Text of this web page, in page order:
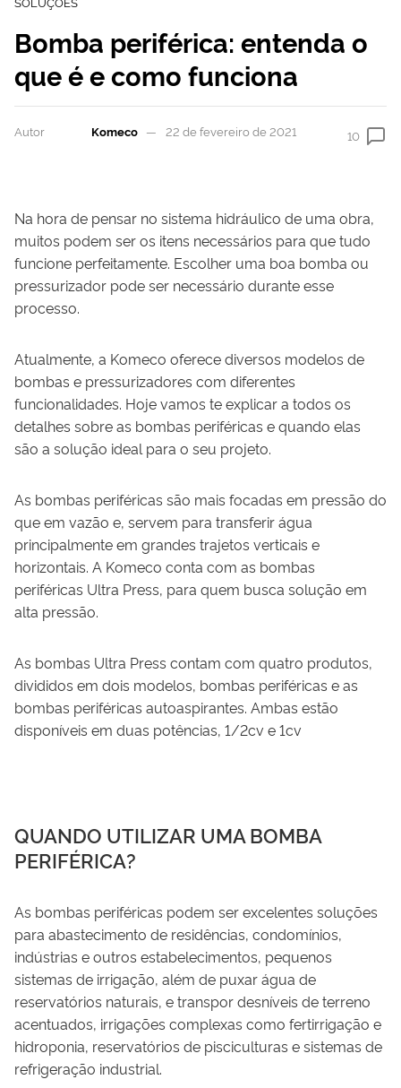
Bomba periférica: entenda o
que é e como funciona
Autor Komeco 22 de fevereiro de 2021 10
Na hora de pensar no sistema hidráulico de uma obra,
muitos podem ser os itens necessários para que tudo
funcione perfeitamente. Escolher uma boa bomba ou
pressurizador pode ser necessário durante esse
processo.
Atualmente, a Komeco oferece diversos modelos de
bombas e pressurizadores com diferentes
funcionalidades. Hoje vamos te explicar a todos os
detalhes sobre as bombas periféricas e quando elas
são a solução ideal para o seu projeto.
As bombas periféricas são mais focadas em pressão do
que em vazão e, servem para transferir água
principalmente em grandes trajetos verticais e
horizontais. A Komeco conta com as bombas
periféricas Ultra Press, para quem busca solução em
alta pressão.
As bombas Ultra Press contam com quatro produtos,
divididos em dois modelos, bombas periféricas e as
bombas periféricas autoaspirantes. Ambas estão
disponíveis em duas potências, 1/2cv e 1cv
QUANDO UTILIZAR UMA BOMBA
PERIFÉRICA?
As bombas periféricas podem ser excelentes soluções
para abastecimento de residências, condomínios,
indústrias e outros estabelecimentos, pequenos
sistemas de irrigação, além de puxar água de
reservatórios naturais, e transpor desníveis de terreno
acentuados, irrigações complexas como fertirrigação e
hidroponia, reservatórios de pisciculturas e sistemas de
refrigeração industrial.